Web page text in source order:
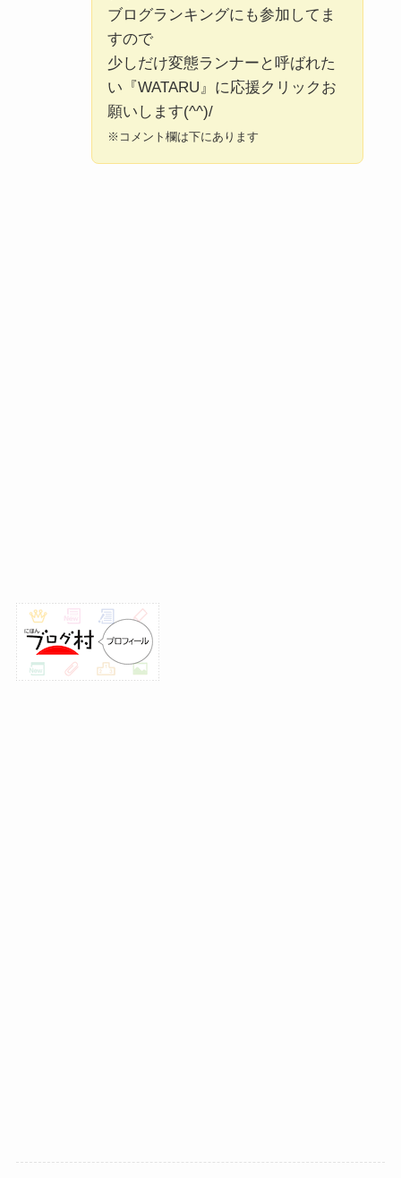
ブログランキングにも参加してま
すので
少しだけ変態ランナーと呼ばれた
い『WATARU』に応援クリックお
願いします(^^)/
※コメント欄は下にあります